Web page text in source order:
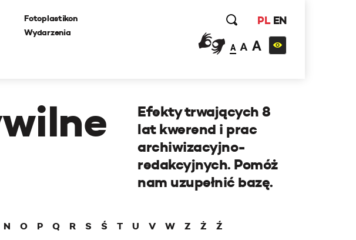
Fotoplastikon
Wydarzenia
PL EN
A A A
Efekty trwających 8
lat kwerend i prac
archiwizacyjno-
redakcyjnych. Pomóż
nam uzupełnić bazę.
N O P Q R S Ś T U V W Z Ż
Ź